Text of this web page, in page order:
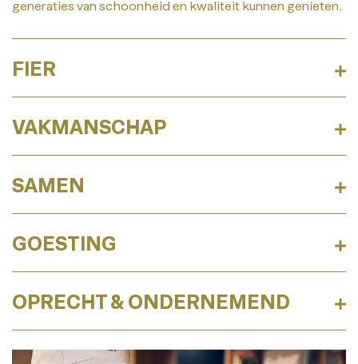
generaties van schoonheid en kwaliteit kunnen genieten.
FIER
VAKMANSCHAP
SAMEN
GOESTING
OPRECHT & ONDERNEMEND